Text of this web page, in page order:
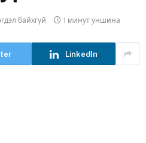
байхгүй 1 минут уншина
LinkedIn